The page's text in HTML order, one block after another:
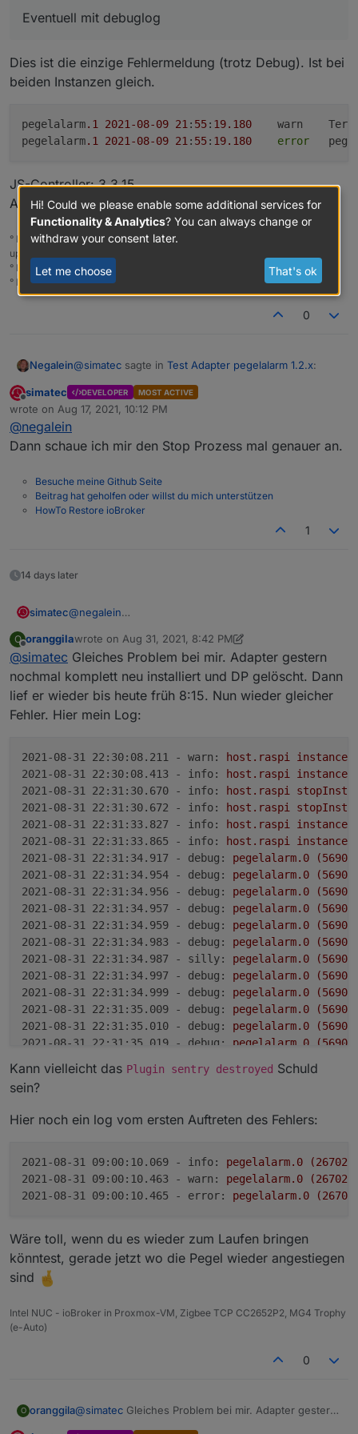
Eventuell mit debuglog
Dies ist die einzige Fehlermeldung (trotz Debug). Ist bei
beiden Instanzen gleich.
pegelalarm.1 2021 -08-09 21 : 55: 19.180
pegelalarm.1 2021 -08-09 21 : 55: 19.180 error
JS-Controller: 3.3.15
Admin: 5.1.25
° Node.js & System Update ---> sudo apt update, iob stop, sudo apt full-
upgrade
° Node.js Fixer ---> iob nodejs-update
° Fixer ---> iob fix
0
Negalein@simatec sagte in Test Adapter pegelalarm 1.2.x:
Kannst du bitte ein Issue aufmachen?
Es gibt keine Möglichkeit eins aufzumachen.
Eventuell mit debuglog
Dies ist die einzige Fehlermeldung (trotz Debug). Ist
Admin: 5.1.25
Offline
simatec DEVELOPER MOST ACTIVE
wrote on Aug 17, 2021, 10:12 PM
last edited by
@negalein
Dann schaue ich mir den Stop Prozess mal genauer an.
Besuche meine Github Seite
Beitrag hat geholfen oder willst du mich unterstützen
HowTo Restore ioBroker
1
14 days later
simatec@negalein
an.
O
Offline
oranggilawrote on Aug 31, 2021, 8:42 PM
last edited by oranggila Aug 31, 2021, 10:54 PM
@simatec Gleiches Problem bei mir. Adapter gestern
nochmal komplett neu installiert und DP gelöscht. Dann
lief er wieder bis heute früh 8:15. Nun wieder gleicher
Fehler. Hier mein Log:
2021-08-31 22:30:08.211 - warn: host.raspi instance
2021-08-31 22:30:08.413 - info:
host.raspi instance
2021-08-31 22:31:30.670 - info:
host.raspi
2021-08-31 22:31:30.672 - info:
host.raspi
2021-08-31 22:31:33.827 - info:
host.raspi instance
2021-08-31 22:31:33.865 - info:
host.raspi instance
2021-08-31 22:31:34.917 - debug:
pegelalarm.0
(5690)
2021-08-31 22:31:34.954 - debug:
pegelalarm.0
(5690)
2021-08-31 22:31:34.956 - debug:
pegelalarm.0
(5690)
2021-08-31 22:31:34.957 - debug:
pegelalarm.0
(5690)
2021-08-31 22:31:34.959 - debug:
pegelalarm.0
(5690)
2021-08-31 22:31:34.983 - debug:
pegelalarm.0
(5690)
2021-08-31 22:31:34.987 - silly:
pegelalarm.0
(5690)
2021-08-31 22:31:34.997 - debug:
pegelalarm.0
(5690)
2021-08-31 22:31:34.999 - debug:
pegelalarm.0
(5690)
2021-08-31 22:31:35.009 - debug:
pegelalarm.0
(5690)
2021-08-31 22:31:35.010 - debug:
pegelalarm.0
(5690)
2021-08-31 22:31:35.019 - debug:
pegelalarm.0
(5690)
2021-08-31 22:31:35.026 - error: pegelalarm.0 (5690)
2021-08-31 22:31:35.027 - debug:
2021-08-31 22:31:35.639 - error: host.raspi instance
Kann vielleicht das Plugin sentry destroyed Schuld
sein?
Hier noch ein log vom ersten Auftreten des Fehlers:
2021-08-31 09:00:10.069 - info: pegelalarm.0
(26702)
2021-08-31 09:00:10.463 - warn:
pegelalarm.0
(26702)
2021-08-31 09:00:10.465 - error:
pegelalarm.0
Wäre toll, wenn du es wieder zum Laufen bringen
könntest, gerade jetzt wo die Pegel wieder angestiegen
sind
Intel NUC - ioBroker in Proxmox-VM, Zigbee TCP CC2652P2, MG4 Trophy
(e-Auto)
0
O oranggila@simatec Gleiches Problem bei mir. Adapter gestern
Hi! Could we please enable some additional services for
Functionality & Analytics? You can always change or
withdraw your consent later.
Let me choose That's ok